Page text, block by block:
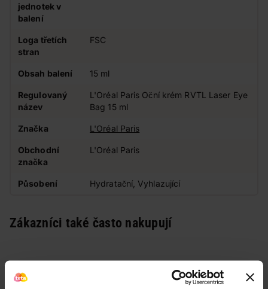
jednotek v
balení
Loga třetích
stran
FSC
Obsah balení 15 ml
Regulovaný
název
L'Oréal Paris Oční krém RVTL Laser Eye
Bag 15 ml
Značka L'Oréal Paris
Obchodní
značka
L'Oréal Paris
Působení Hydratační, Vyhlazující
Zákazníci také často nakupují